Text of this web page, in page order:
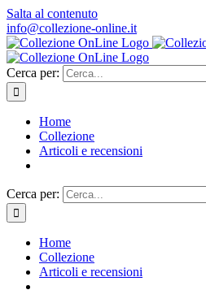
Salta al contenuto
info@collezione-online.it
Cerca per:
Home
Collezione
Articoli e recensioni
Cerca per:
Home
Collezione
Articoli e recensioni